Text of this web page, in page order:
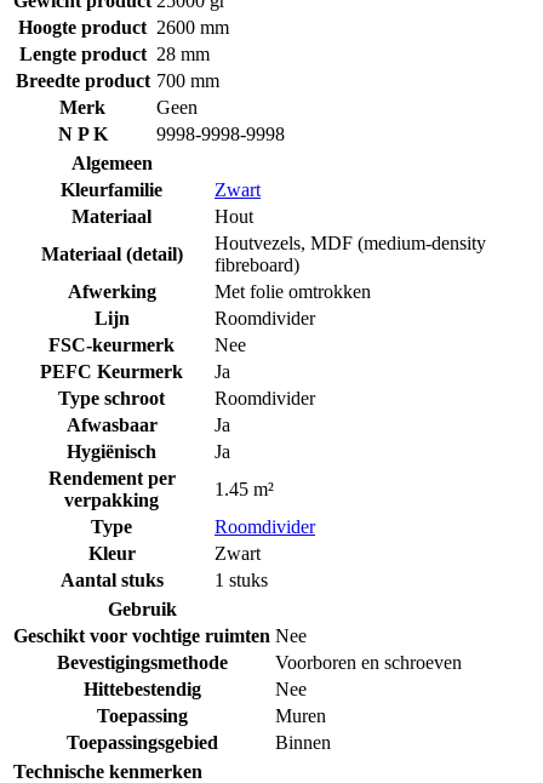
Hoogte product 2600 mm
Lengte product 28 mm
Breedte product 700 mm
Merk
Geen
N P K
9998-9998-9998
Algemeen
Kleurfamilie
Zwart
Materiaal
Hout
Materiaal (detail)
Houtvezels, MDF (medium-density
fibreboard)
Afwerking
Met folie omtrokken
Lijn
Roomdivider
FSC-keurmerk
Nee
PEFC Keurmerk
Ja
Type schroot
Roomdivider
Afwasbaar
Ja
Hygiënisch
Ja
Rendement per
verpakking
1.45 m²
Type
Roomdivider
Kleur
Zwart
Aantal stuks
1 stuks
Gebruik
Geschikt voor vochtige ruimten Nee
Bevestigingsmethode
Voorboren en schroeven
Hittebestendig
Nee
Toepassing
Muren
Toepassingsgebied
Binnen
Technische kenmerken